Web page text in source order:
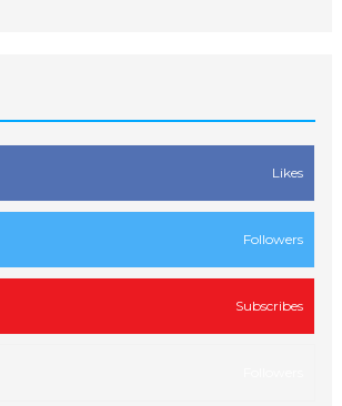
Likes
Followers
Subscribes